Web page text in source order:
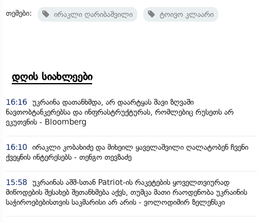
თემები: ირაკლი ღარიბაშვილი ტოივო კლაარი
დღის სიახლეები
16:16 უკრაინა დათანხმდა, არ დაარტყას შავი ზღვაში
ნავთობტანკერებსა და ინფრასტრუქტურას, რომლებიც რუსეთს არ
ეკუთვნის - Bloomberg
16:10 ირაკლი კობახიძე და მიხეილ ყაველაშვილი ღალატობენ ჩვენი
ქვეყნის ინტერესებს - თენგო თევზაძე
15:58 უკრაინას აშშ-სთან Patriot-ის რაკეტების ყოველთვიურად
მიწოდების შესახებ შეთანხმება აქვს, თუმცა მათი რაოდენობა უკრაინის
საჭიროებებისთვის საკმარისი არ არის - ვოლოდიმირ ზელენსკი